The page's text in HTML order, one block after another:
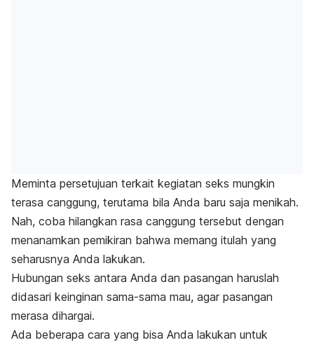
Meminta persetujuan terkait kegiatan seks mungkin
terasa canggung, terutama bila Anda baru saja menikah.
Nah, coba hilangkan rasa canggung tersebut dengan
menanamkan pemikiran bahwa memang itulah yang
seharusnya Anda lakukan.
Hubungan seks antara Anda dan pasangan haruslah
didasari keinginan sama-sama mau, agar pasangan
merasa dihargai.
Ada beberapa cara yang bisa Anda lakukan untuk